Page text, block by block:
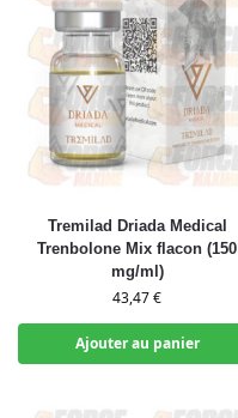
Tremilad Driada Medical
Trenbolone Mix flacon (150
mg/ml)
43,47€
Ajouter au panier